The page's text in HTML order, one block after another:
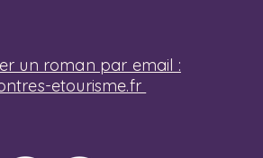
un roman par email :
etourisme.fr